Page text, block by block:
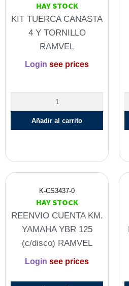
HAY STOCK
KIT TUERCA CANASTA
4 Y TORNILLO
RAMVEL
Login see prices
Añadir al carrito
K-CS3437-0
HAY STOCK
REENVIO CUENTA KM.
YAMAHA YBR 125
(c/disco) RAMVEL
Login see prices